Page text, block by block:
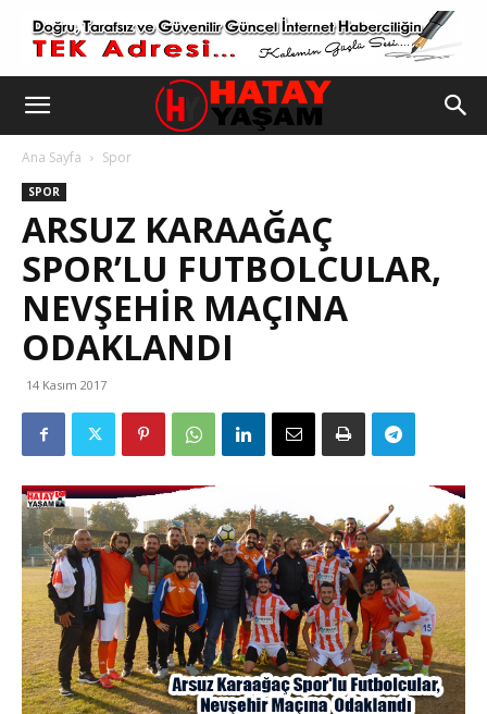
Ana Sayfa Spor
SPOR
ARSUZ KARAAĞAÇ
SPOR’LU FUTBOLCULAR,
NEVŞEHIR MAÇINA
ODAKLANDI
14 Kasım 2017